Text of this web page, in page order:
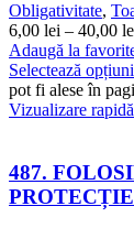
Obligativitate,
6,00 lei – 40,00
Adaugă la
Selectează
pot fi alese în
Vizualizare rapidă
487.